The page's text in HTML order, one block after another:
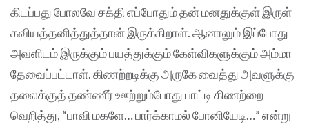
கிடப்பது போலவே சக்தி எப்போதும் தன் மனதுக்குள் இருள்
கவியத்தனித்துத்தான் இருக்கிறாள். ஆனாலும் இப்போது
அவளிடம் இருக்கும் பயத்துக்கும் கேள்விகளுக்கும் அம்மா
தேவைப்பட்டாள். கிணற்றடிக்கு அருகே வைத்து அவளுக்கு
தலைக்குத் தண்ணீர் ஊற்றும்போது பாட்டி கிணற்றை
வெறித்து, “பாவி மகளே… பார்க்காமல் போனியேடி…” என்று